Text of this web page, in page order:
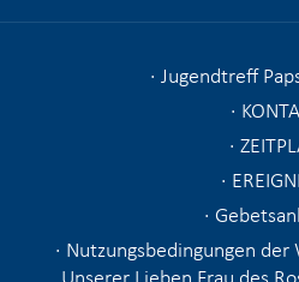
Jugendtreff
Nutzungsbedingungen
Unserer Lieben Frau des